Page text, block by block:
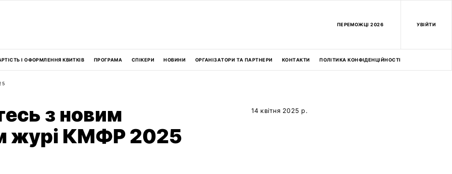
ПEРЕМОЖЦІ 2026 УВІЙТИ
І ОФОРМЛЕННЯ КВИТКІВ ПРОГРАМА СПІКЕРИ НОВИНИ ОРГАНІЗАТОРИ ТА ПАРТНЕРИ КОНТАКТИ ПОЛІТИКА КОНФІДЕНЦІЙНОСТІ
з новим
журі КМФР 2025
14 квітня 2025 р.